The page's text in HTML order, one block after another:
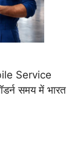
Service
समय में भारत